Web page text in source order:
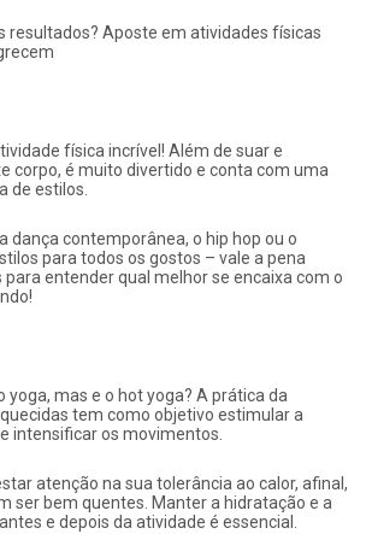
resultados? Aposte em atividades físicas
física incrível! Além de suar e
corpo, é muito divertido e conta com uma
de estilos.
dança contemporânea, o hip hop ou o
para todos os gostos – vale a pena
entender qual melhor se encaixa com o
yoga, mas e o hot yoga? A prática da
tem como objetivo estimular a
intensificar os movimentos.
atenção na sua tolerância ao calor, afinal,
ser bem quentes. Manter a hidratação e a
e depois da atividade é essencial.